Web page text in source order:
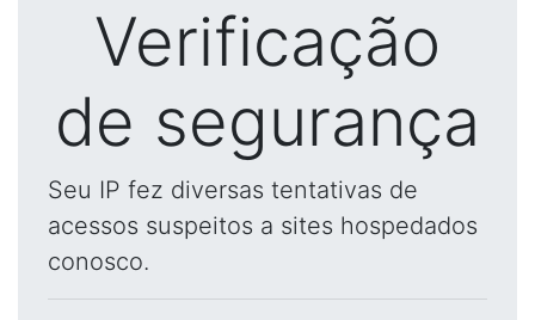
Verificação
de segurança
Seu IP fez diversas tentativas de
acessos suspeitos a sites hospedados
conosco.